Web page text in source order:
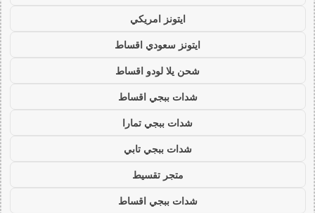
ايتونز امريكي
ايتونز سعودي اقساط
شحن يلا لودو اقساط
شدات ببجي اقساط
شدات ببجي تمارا
شدات ببجي تابي
متجر تقسيط
شدات ببجي اقساط